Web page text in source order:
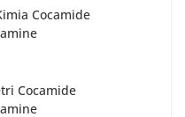
Cocamide
Cocamide